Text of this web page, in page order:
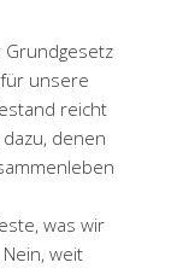
unsere
reicht
denen
was wir
weit